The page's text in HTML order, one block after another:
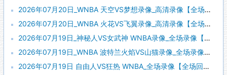
2026年07月20日_WNBA 天空VS梦想录像_高清录像【全场回放】
2026年07月20日_WNBA 火花VS飞翼录像_高清录像【全场回放】
2026年07月19日_神秘人VS女武神 WNBA录像_全场录像【全场回放】
2026年07月19日_WNBA 波特兰火焰VS山猫录像_全场录像【高清回放】
2026年07月19日 自由人VS狂热 WNBA_全场录像【全场回放】